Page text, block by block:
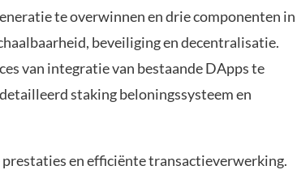
te overwinnen en drie componenten in
beveiliging en decentralisatie.
van integratie van bestaande DApps te
staking beloningssysteem en
prestaties en efficiënte transactieverwerking.